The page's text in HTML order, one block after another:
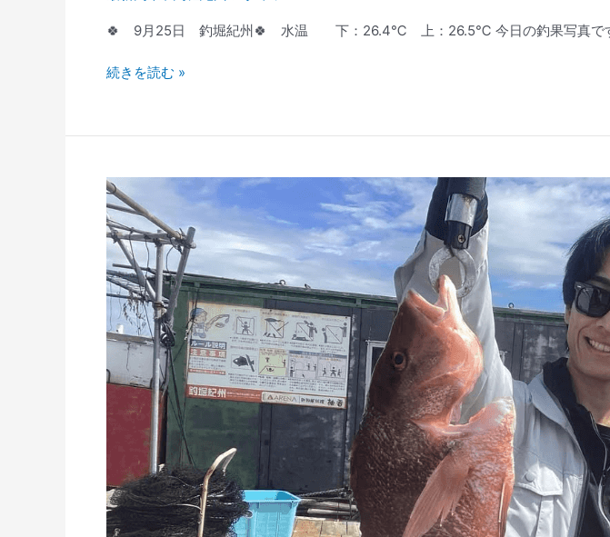
🍀 9月25日 釣堀紀州🍀 水温 下：26.4℃ 上：26.5℃ 今日の釣果写真です
続きを読む »
9
月
24
日
の
釣
果
高
魚
ン
ダ
イ